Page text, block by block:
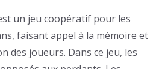
un jeu coopératif pour les
faisant appel à la mémoire et
des joueurs. Dans ce jeu, les